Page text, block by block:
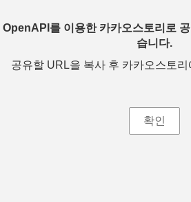
OpenAPI를 이용한 카카오스토리로
습니다.
공유할 URL을 복사 후 카카오스토
확인